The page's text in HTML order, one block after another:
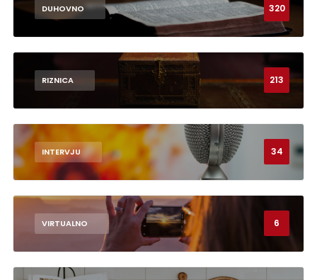
DUHOVNO 320
RIZNICA 213
INTERVJU 34
VIRTUALNO 6